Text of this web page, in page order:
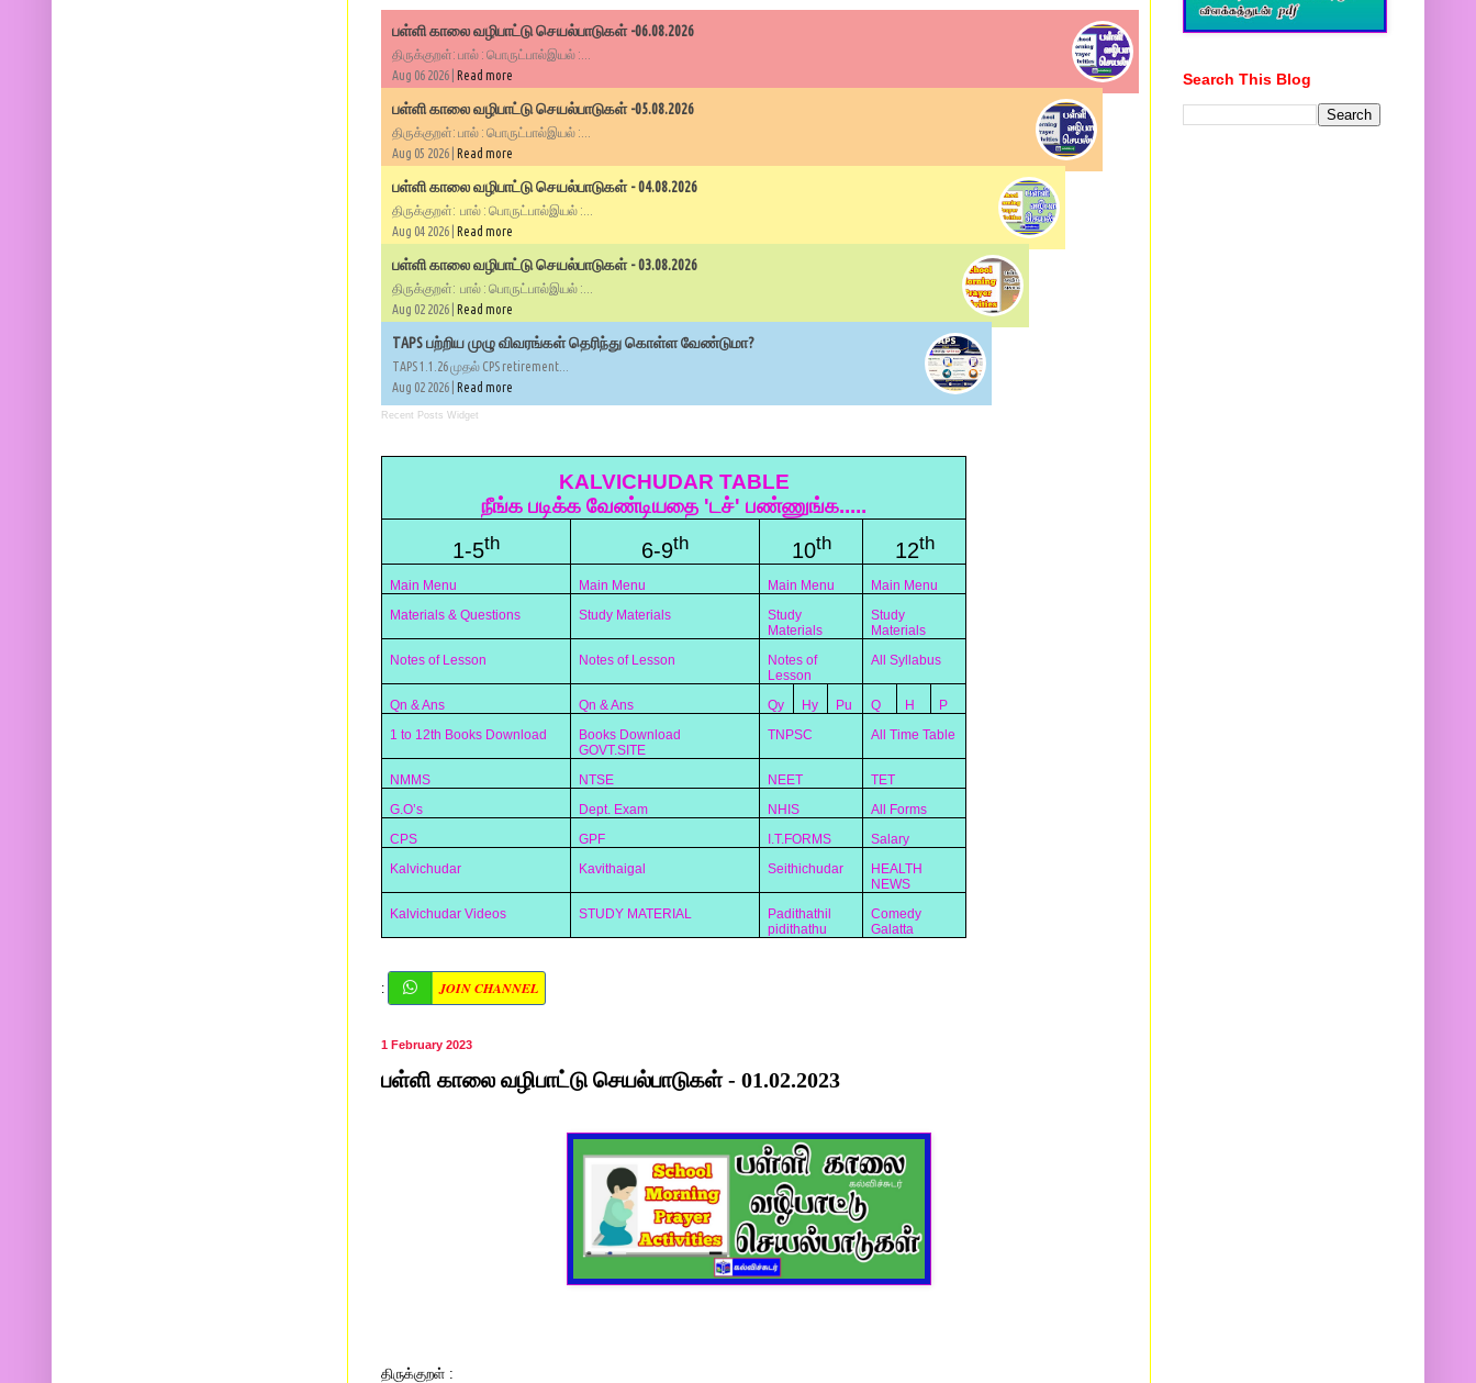
பள்ளி காலை வழிபாட்டு செயல்பாடுகள் -06.08.2026
திருக்குறள்: பால் : பொருட்பால்இயல் :...
Aug 06 2026 | Read more
பள்ளி காலை வழிபாட்டு செயல்பாடுகள் -05.08.2026
திருக்குறள்: பால் : பொருட்பால்இயல் :...
Aug 05 2026 | Read more
பள்ளி காலை வழிபாட்டு செயல்பாடுகள் - 04.08.2026
திருக்குறள்: பால் : பொருட்பால்இயல் :...
Aug 04 2026 | Read more
பள்ளி காலை வழிபாட்டு செயல்பாடுகள் - 03.08.2026
திருக்குறள்: பால் : பொருட்பால்இயல் :...
Aug 02 2026 | Read more
TAPS பற்றிய முழு விவரங்கள் தெரிந்து கொள்ள வேண்டுமா?
TAPS 1.1.26 முதல் CPS retirement...
Aug 02 2026 | Read more
Recent Posts Widget
KALVICHUDAR TABLE
நீங்க படிக்க வேண்டியதை 'டச்' பண்ணுங்க.....
1-5th 6-9th 10th 12th
Main Menu Main Menu Main Menu
Main Menu
Materials & Questions
Study Materials
Study
Materials
Study
Materials
Notes of Lesson
Notes of Lesson
Notes of
Lesson
All Syllabus
Qn & Ans Qn & Ans Qy Hy Pu Q H
P
1 to 12th Books Download
Books Download
GOVT.SITE
TNPSC All Time Table
NMMS NTSE NEET
TET
G.O’s
Dept. Exam NHIS
All Forms
CPS
GPF I.T.FORMS
Salary
Kalvichudar
Kavithaigal Seithichudar
HEALTH
NEWS
Kalvichudar Videos
STUDY MATERIAL
Padithathil
pidithathu
Comedy
Galatta
: JOIN CHANNEL
1 February 2023
பள்ளி காலை வழிபாட்டு செயல்பாடுகள் - 01.02.2023
திருக்குறள் :
Search This Blog